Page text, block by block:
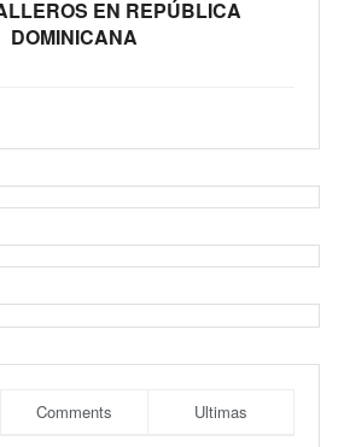
EN REPÚBLICA
DOMINICANA
Comments Ultimas